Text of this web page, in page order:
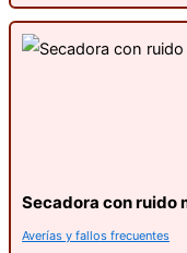
Secadora con ruido
Averías y fallos frecuentes